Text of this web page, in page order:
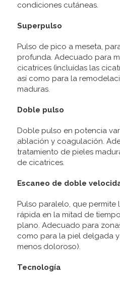
condiciones cutáneas.
Superpulso
Pulso de pico a meseta,
profunda. Adecuado para
cicatrices (incluidas las
así como para la
maduras.
Doble pulso
Doble pulso en potencia
ablación y coagulación.
tratamiento de pieles
de cicatrices.
Escaneo de doble
Pulso paralelo, que permite
rápida en la mitad de
plano. Adecuado para
como para la piel delgada
menos doloroso).
Tecnología